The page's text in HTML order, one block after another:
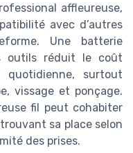
affleureuse,
avec d’autres
Une batterie
outils réduit le coût
surtout
vissage et ponçage.
fil peut cohabiter
sa place selon
des prises.